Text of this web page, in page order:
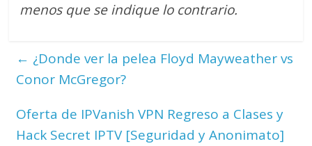
menos que se indique lo contrario.
← ¿Donde ver la pelea Floyd Mayweather vs
Conor McGregor?
Oferta de IPVanish VPN Regreso a Clases y
Hack Secret IPTV [Seguridad y Anonimato]